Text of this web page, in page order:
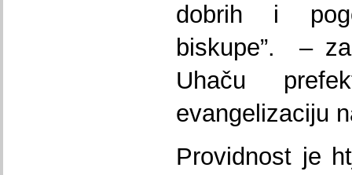
dobrih i
biskupe”. –
Uhaču
evangelizaciju
Providnost je